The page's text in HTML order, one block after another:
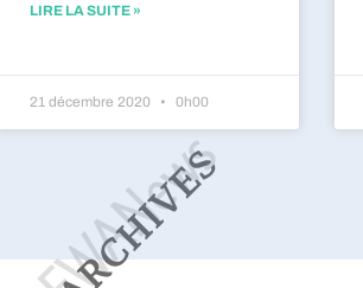
LIRE LA SUITE »
21 décembre 2020 0h00